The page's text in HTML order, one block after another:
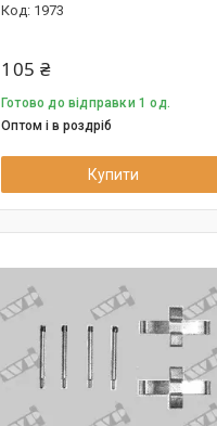
1973
105 ₴
Готово до відправки 1 од.
Оптом і в роздріб
Купити